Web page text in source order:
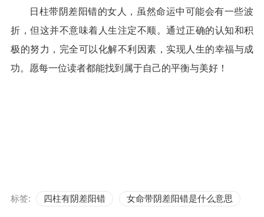
日柱带阴差阳错的女人，虽然命运中可能会有一些波
折，但这并不意味着人生注定不顺。通过正确的认知和积
极的努力，完全可以化解不利因素，实现人生的幸福与成
功。愿每一位读者都能找到属于自己的平衡与美好！
标签: 四柱有阴差阳错 女命带阴差阳错是什么意思